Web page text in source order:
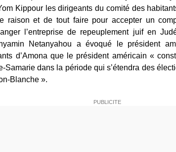
Kippour les dirigeants du comité des
raison et de tout faire pour accepter un
l’entreprise de repeuplement juif en
Netanyahou a évoqué le président
d’Amona que le président américain «
Samarie dans la période qui s’étendra des
Blanche ».